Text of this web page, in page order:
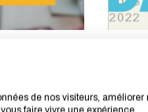
PhD
60
de nos visiteurs, améliorer
faire vivre une expérience